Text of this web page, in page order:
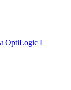
OptiLogic L